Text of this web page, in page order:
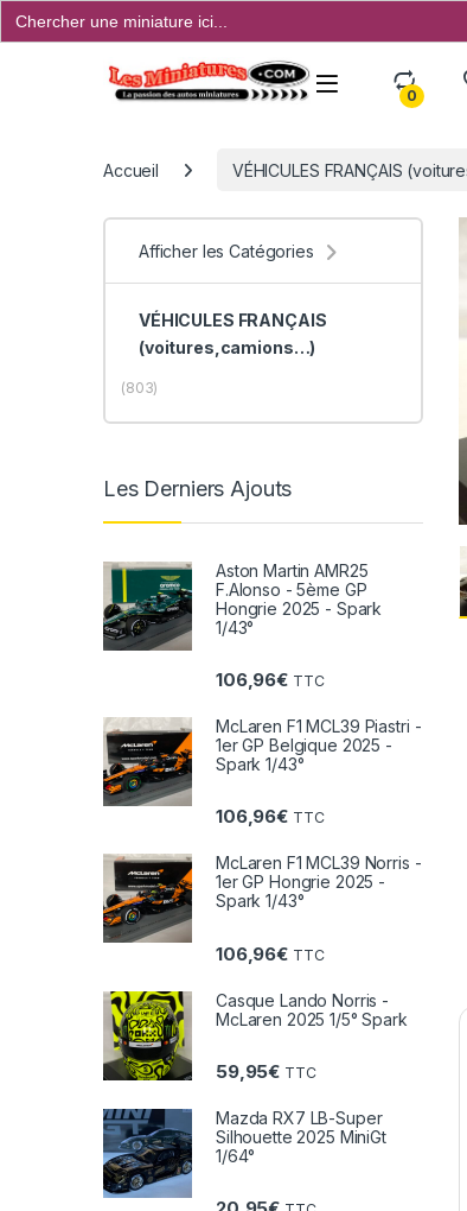
Search
for:
Open
0
Accueil VÉHICULES FRANÇAIS
Afficher les Catégories
VÉHICULES FRANÇAIS
(voitures,camions…)
(803)
Les Derniers Ajouts
Aston Martin AMR25
F.Alonso - 5ème GP
Hongrie 2025 - Spark
1/43°
106,96€ TTC
McLaren F1 MCL39 Piastri -
1er GP Belgique 2025 -
Spark 1/43°
106,96€ TTC
McLaren F1 MCL39 Norris -
1er GP Hongrie 2025 -
Spark 1/43°
106,96€ TTC
Casque Lando Norris -
McLaren 2025 1/5° Spark
59,95€ TTC
Mazda RX7 LB-Super
Silhouette 2025 MiniGt
1/64°